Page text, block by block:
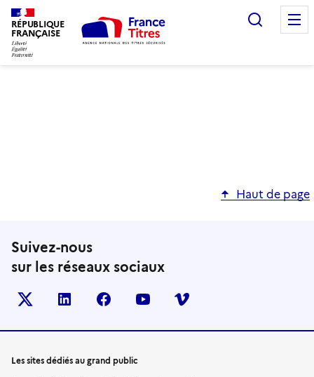
RÉPUBLIQUE
FRANÇAISE
Haut de page
Suivez-nous
sur les réseaux sociaux
X (anciennement TWITTER)
LINKEDINFACEBOOKYOUTUBEVIMEO
Les sites dédiés au grand public